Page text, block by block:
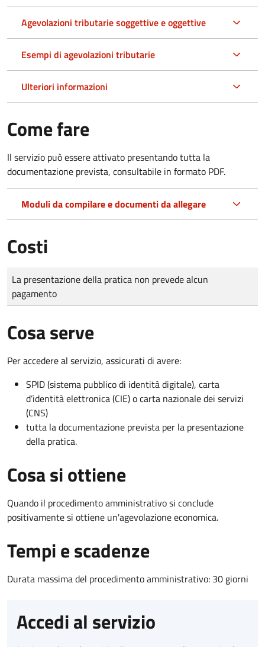
Agevolazioni tributarie soggettive e oggettive
Esempi di agevolazioni tributarie
Ulteriori informazioni
Come fare
Il servizio può essere attivato presentando tutta la
documentazione prevista, consultabile in formato PDF.
Moduli da compilare e documenti da allegare
Costi
Tipo di pagamento
Importo
La presentazione della pratica non prevede alcun
pagamento
Cosa serve
Per accedere al servizio, assicurati di avere:
SPID (sistema pubblico di identità digitale), carta
d’identità elettronica (CIE) o carta nazionale dei servizi
(CNS)
tutta la documentazione prevista per la presentazione
della pratica.
Cosa si ottiene
Quando il procedimento amministrativo si conclude
positivamente si ottiene un'agevolazione economica.
Tempi e scadenze
Durata massima del procedimento amministrativo: 30 giorni
Accedi al servizio